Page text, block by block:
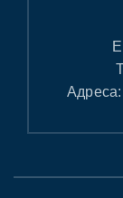
Адреса: